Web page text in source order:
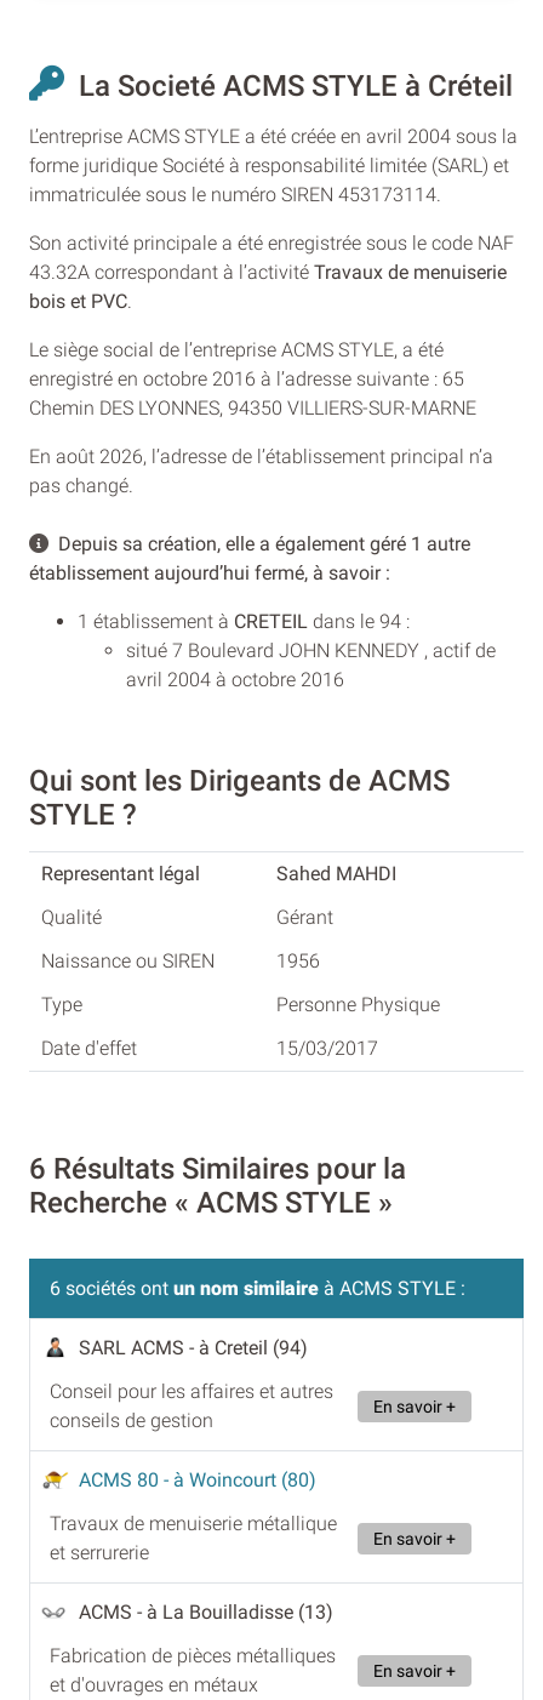
La Societé ACMS STYLE à Créteil
L’entreprise ACMS STYLE a été créée en avril 2004 sous la
forme juridique Société à responsabilité limitée (SARL) et
immatriculée sous le numéro SIREN 453173114.
Son activité principale a été enregistrée sous le code NAF
43.32A correspondant à l’activité Travaux de menuiserie
bois et PVC
Le siège social de l’entreprise ACMS STYLE, a été
enregistré en octobre 2016 à l’adresse suivante : 65
Chemin DES LYONNES, 94350 VILLIERS-SUR-MARNE
En août 2026, l’adresse de l’établissement principal n’a
pas changé.
Depuis sa création, elle a également géré 1 autre
établissement aujourd’hui fermé, à savoir :
1 établissement à CRETEIL dans le 94 :
situé 7 Boulevard JOHN KENNEDY , actif de
avril 2004 à octobre 2016
Qui sont les Dirigeants de ACMS
STYLE ?
Sahed MAHDI
Gérant
1956
Personne Physique
15/03/2017
6 Résultats Similaires pour la
Recherche « ACMS STYLE »
6 sociétés ont un nom similaire à ACMS STYLE :
SARL ACMS - à Creteil (94)
Conseil pour les affaires et autres
conseils de gestion
En savoir +
ACMS 80 - à Woincourt (80)
Travaux de menuiserie métallique
et serrurerie
En savoir +
ACMS - à La Bouilladisse (13)
Fabrication de pièces métalliques
et d'ouvrages en métaux
En savoir +